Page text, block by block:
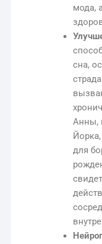
мода,
сна,
Анны,
для